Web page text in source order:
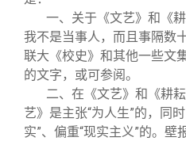
一、关于《文艺》和《
我不是当事人，而且事隔数
联大《校史》和其他一些文
的文字，或可参阅。
二、在《文艺》和《耕
艺》是主张“为人生”的，同
实”、偏重“现实主义”的。